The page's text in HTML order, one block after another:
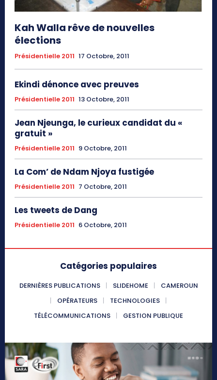
Kah Walla rêve de nouvelles
élections
Présidentielle 2011 17 Octobre, 2011
Ekindi dénonce avec preuves
Présidentielle 2011 13 Octobre, 2011
Jean Njeunga, le curieux candidat du «
gratuit »
Présidentielle 2011 9 Octobre, 2011
La Com’ de Ndam Njoya fustigée
Présidentielle 2011 7 Octobre, 2011
Les tweets de Dang
Présidentielle 2011 6 Octobre, 2011
Catégories populaires
DERNIÈRES PUBLICATIONS SLIDEHOME
CAMEROUN
OPÉRATEURS
TECHNOLOGIES
TÉLÉCOMMUNICATIONS
GESTION PUBLIQUE